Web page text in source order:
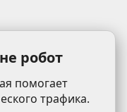
робот
помогает
трафика.